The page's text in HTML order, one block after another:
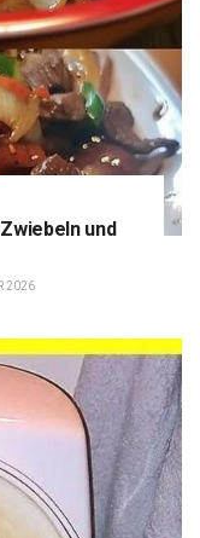
und
2026